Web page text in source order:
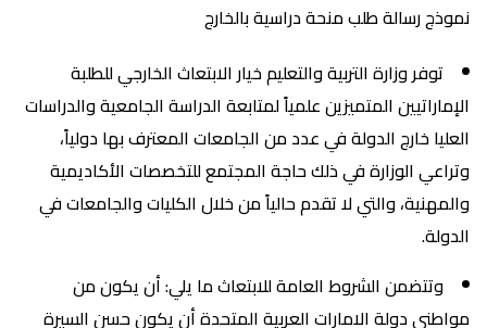
نموذج رسالة طلب منحة دراسية بالخارج
توفر وزارة التربية والتعليم خيار الابتعاث الخارجي للطلبة
الإماراتيين المتميزين علمياً لمتابعة الدراسة الجامعية والدراسات
العليا خارج الدولة في عدد من الجامعات المعترف بها دولياً،
وتراعي الوزارة في ذلك حاجة المجتمع للتخصصات الأكاديمية
والمهنية، والتي لا تقدم حالياً من خلال الكليات والجامعات في
الدولة.
وتتضمن الشروط العامة للابتعاث ما يلي: أن يكون من
مواطني دولة الامارات العربية المتحدة أن يكون حسن السيرة